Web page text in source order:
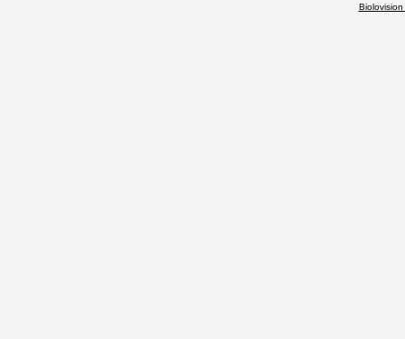
Biolovision